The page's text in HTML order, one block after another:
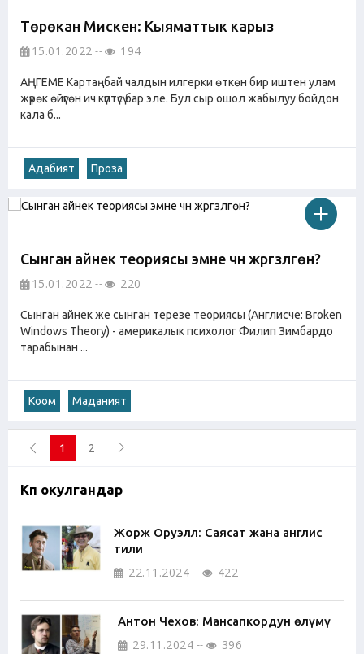
Төрөкан Мискен: Кыяматтык карыз
15.01.2022 194
АҢГЕМЕ Картаңбай чалдын илгерки өткөн бир иштен улам
жүрөк өйүгөн ич күптүсү бар эле. Бул сыр ошол жабылуу бойдон
кала б...
Адабият Проза
Сынган айнек теориясы эмне үчүн жүргүзүлгөн?
15.01.2022 220
Сынган айнек же сынган терезе теориясы (Англисче: Broken
Windows Theory) - америкалык психолог Филип Зимбардо
тарабынан ...
Коом Маданият
1 2
Көп окулгандар
Жорж Оруэлл: Саясат жана англис
тили
22.11.2024 422
Антон Чехов: Мансапкордун өлүмү
29.11.2024 396